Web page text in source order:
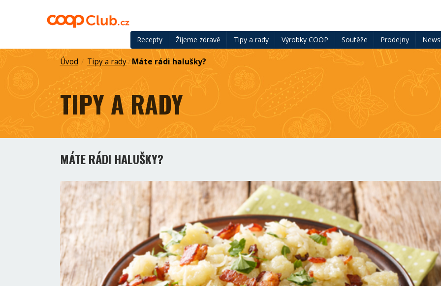
Recepty Žijeme zdravě Tipy a rady Výrobky COOP Soutěže Prodejny
Úvod / Tipy a rady/ Máte rádi halušky?
TIPY A RADY
MÁTE RÁDI HALUŠKY?